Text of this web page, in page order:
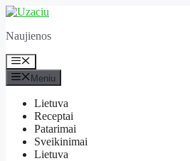
Pereiti
turinio
Naujienos
Meniu
Meniu
Lietuva
Receptai
Patarimai
Sveikinimai
Lietuva